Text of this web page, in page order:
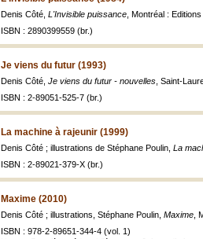
Denis Côté, L'Invisible puissance , Montréal :
ISBN : 2890399559 (br.)
Je viens du futur (1993)
Denis Côté, Je viens du futur - nouvelles , Saint-
ISBN : 2-89051-525-7 (br.)
La machine à rajeunir (1999)
Denis Côté ; illustrations de Stéphane Poulin, La
ISBN : 2-89021-379-X (br.)
Maxime (2010)
Denis Côté ; illustrations, Stéphane Poulin, Maxime ,
ISBN : 978-2-89651-344-4 (vol. 1)